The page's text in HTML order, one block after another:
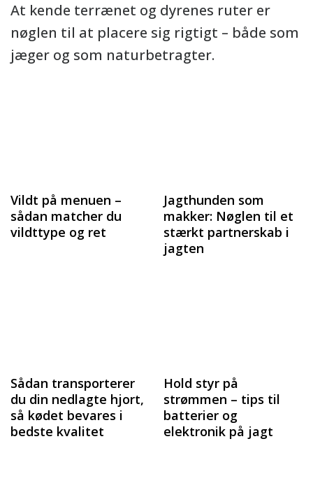
At kende terrænet og dyrenes ruter er
nøglen til at placere sig rigtigt – både som
jæger og som naturbetragter.
Vildt på menuen –
sådan matcher du
vildttype og ret
Jagthunden som
makker: Nøglen til et
stærkt partnerskab i
jagten
Sådan transporterer
du din nedlagte hjort,
så kødet bevares i
bedste kvalitet
Hold styr på
strømmen – tips til
batterier og
elektronik på jagt